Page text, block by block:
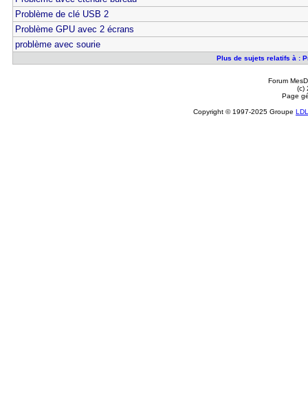
Problème de clé USB 2
Problème GPU avec 2 écrans
problème avec sourie
Plus de sujets relatifs à :
Forum
(c)
Page
Copyright © 1997-2025 Groupe